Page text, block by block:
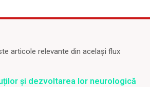
articole relevante din același flux
și dezvoltarea lor neurologică